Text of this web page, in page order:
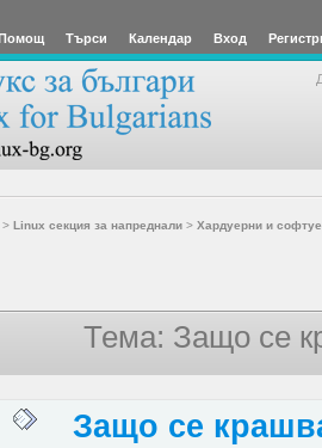
Търси Календар Вход
Linux секция за напреднали> Хардуерни и
Тема: Защо се
Защо се